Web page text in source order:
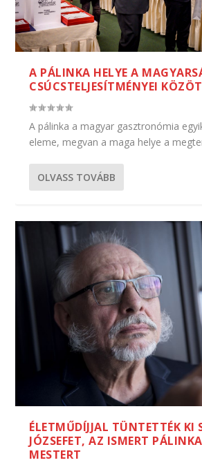
A PÁLINKA HELYE A
CSÚCSTELJESÍTMÉNYEI
A pálinka a magyar gasztronómia
eleme, megvan a maga helye a
OLVASS TOVÁBB
ÉLETMŰDÍJJAL TÜNTETTÉK KI
JÓZSEFET, AZ ISMERT
MESTERT